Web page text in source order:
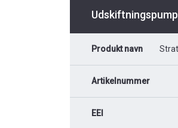
Produkt navn
Artikelnummer
EEI